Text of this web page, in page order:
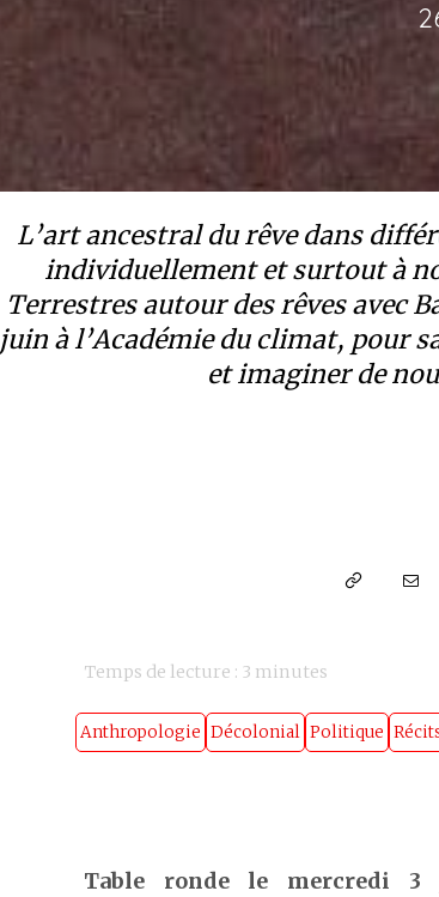
L’art ancestral du rêve dans
individuellement et surtout à
Terrestres autour des rêves avec
juin à l’Académie du climat, pour
et imaginer de
Temps de lecture : 3 minutes
Anthropologie Décolonial Politique
Table ronde le mercredi 3